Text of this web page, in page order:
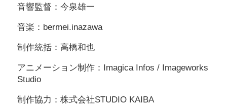
音響監督：今泉雄一
音楽：bermei.inazawa
制作統括：高橋和也
アニメーション制作：Imagica Infos / Imageworks
Studio
制作協力：株式会社STUDIO KAIBA